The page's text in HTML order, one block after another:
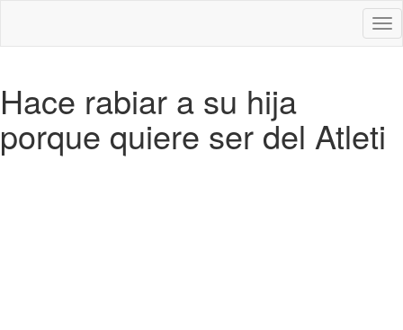
Hace rabiar a su hija
porque quiere ser del Atleti